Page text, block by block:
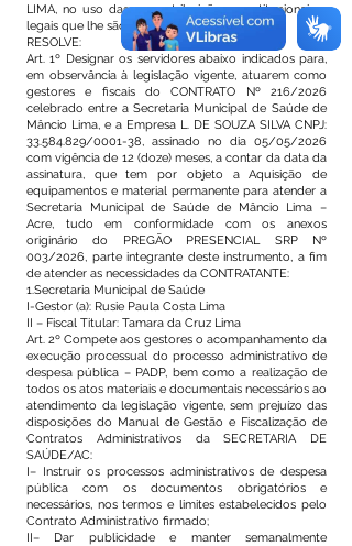
LIMA, no uso das suas atribuições constitucionais e
legais que lhe são conferidas.
RESOLVE:
Art. 1º Designar os servidores abaixo indicados para,
em observância à legislação vigente, atuarem como
gestores e fiscais do CONTRATO Nº 216/2026
celebrado entre a Secretaria Municipal de Saúde de
Mâncio Lima, e a Empresa L. DE SOUZA SILVA CNPJ:
33.584.829/0001-38, assinado no dia 05/05/2026
com vigência de 12 (doze) meses, a contar da data da
assinatura, que tem por objeto a Aquisição de
equipamentos e material permanente para atender a
Secretaria Municipal de Saúde de Mâncio Lima –
Acre, tudo em conformidade com os anexos
originário do PREGÃO PRESENCIAL SRP Nº
003/2026, parte integrante deste instrumento, a fim
de atender as necessidades da CONTRATANTE:
1.Secretaria Municipal de Saúde
I-Gestor (a): Rusie Paula Costa Lima
II – Fiscal Titular: Tamara da Cruz Lima
Art. 2º Compete aos gestores o acompanhamento da
execução processual do processo administrativo de
despesa pública – PADP, bem como a realização de
todos os atos materiais e documentais necessários ao
atendimento da legislação vigente, sem prejuízo das
disposições do Manual de Gestão e Fiscalização de
Contratos Administrativos da SECRETARIA DE
SAÚDE/AC:
I– Instruir os processos administrativos de despesa
pública com os documentos obrigatórios e
necessários, nos termos e limites estabelecidos pelo
Contrato Administrativo firmado;
II– Dar publicidade e manter semanalmente